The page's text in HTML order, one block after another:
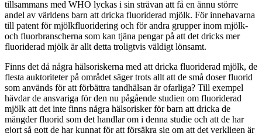
tillsammans med WHO lyckas i sin strävan att få en ännu större
andel av världens barn att dricka fluoriderad mjölk. För innehavarna
till patent för mjölkfluoridering och för andra grupper inom mjölk-
och fluorbranscherna som kan tjäna pengar på att det dricks mer
fluoriderad mjölk är allt detta troligtvis väldigt lönsamt.
Finns det då några hälsoriskerna med att dricka fluoriderad mjölk, de
flesta auktoriteter på området säger trots allt att de små doser fluorid
som används för att förbättra tandhälsan är ofarliga? Till exempel
hävdar de ansvariga för den nu pågående studien om fluoriderad
mjölk att det inte finns några hälsorisker för barn att dricka de
mängder fluorid som det handlar om i denna studie och att de har
gjort så gott de har kunnat för att försäkra sig om att det verkligen är